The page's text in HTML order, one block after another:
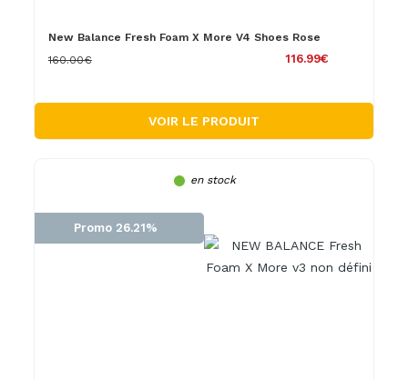
New Balance Fresh Foam X More V4 Shoes Rose
116.99€
160.00€
VOIR LE PRODUIT
en stock
Promo 26.21%